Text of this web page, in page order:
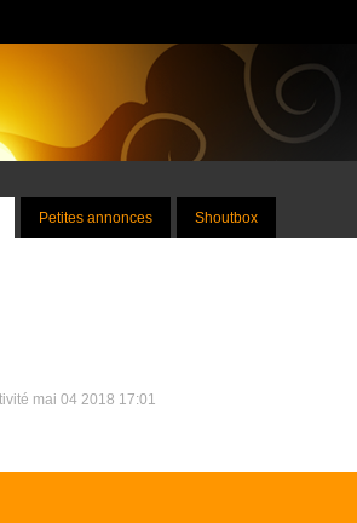
Petites annonces Shoutbox
mai 04 2018 17:01